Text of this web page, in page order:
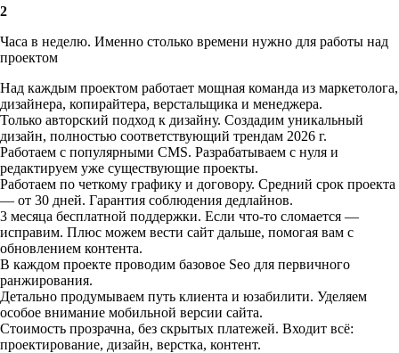
2
Часа в неделю. Именно столько времени нужно для работы над
проектом
Над каждым проектом работает мощная команда из маркетолога,
дизайнера, копирайтера, верстальщика и менеджера.
Только авторский подход к дизайну. Создадим уникальный
дизайн, полностью соответствующий трендам 2026 г.
Работаем с популярными CMS. Разрабатываем с нуля и
редактируем уже существующие проекты.
Работаем по четкому графику и договору. Средний срок проекта
— от 30 дней. Гарантия соблюдения дедлайнов.
3 месяца бесплатной поддержки. Если что-то сломается —
исправим. Плюс можем вести сайт дальше, помогая вам с
обновлением контента.
В каждом проекте проводим базовое Seo для первичного
ранжирования.
Детально продумываем путь клиента и юзабилити. Уделяем
особое внимание мобильной версии сайта.
Стоимость прозрачна, без скрытых платежей. Входит всё:
проектирование, дизайн, верстка, контент.